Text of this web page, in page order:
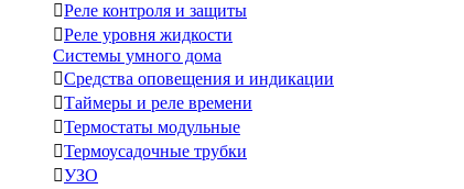
Реле контроля и защиты
Реле уровня жидкости
Системы умного дома
Средства оповещения и индикации
Таймеры и реле времени
Термостаты модульные
Термоусадочные трубки
УЗО